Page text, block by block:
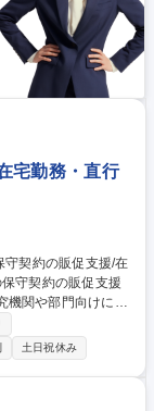
宅勤務・直行
機関や部門向けに保
新業務の社内処理な
協力しながら、W
・見積作成・提出・
約先に対し、更新案
土日祝休み